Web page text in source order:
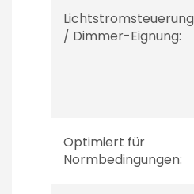
Lichtstromsteuerung
/ Dimmer-Eignung:
Optimiert für
Normbedingungen: